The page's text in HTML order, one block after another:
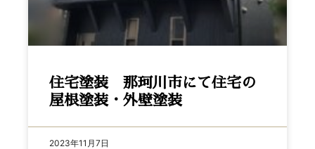
住宅塗装 那珂川市にて住宅の
屋根塗装・外壁塗装
2023年11月7日